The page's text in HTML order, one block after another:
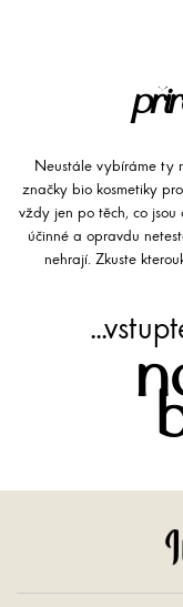
Neustále vybíráme ty
značky bio kosmetiky
vždy jen po těch, co jsou
účinné a opravdu
nehrají. Zkuste